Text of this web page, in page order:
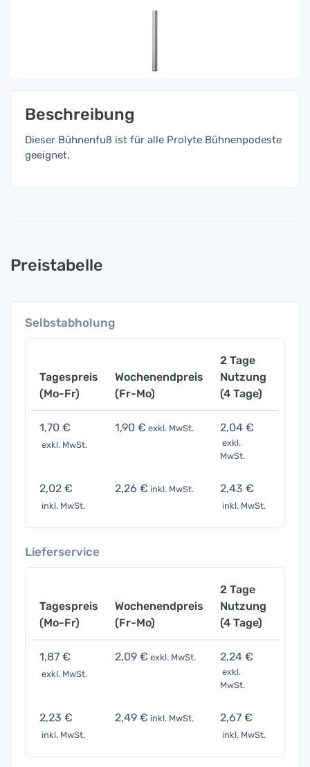
Beschreibung
Dieser Bühnenfuß ist für alle Prolyte Bühnenpodeste
geeignet.
Preistabelle
Selbstabholung
Tagespreis
(Mo-Fr)
Wochenendpreis
(Fr-Mo)
2 Tage
Nutzung
(4 Tage)
1,70 €
exkl. MwSt.
1,90 € exkl. MwSt. 2,04 €
exkl.
MwSt.
2,02 €
inkl. MwSt.
2,26 € inkl. MwSt. 2,43 €
inkl. MwSt.
Lieferservice
Tagespreis
(Mo-Fr)
Wochenendpreis
(Fr-Mo)
2 Tage
Nutzung
(4 Tage)
1,87 €
exkl. MwSt.
2,09 € exkl. MwSt. 2,24 €
exkl.
MwSt.
2,23 €
inkl. MwSt.
2,49 € inkl. MwSt. 2,67 €
inkl. MwSt.